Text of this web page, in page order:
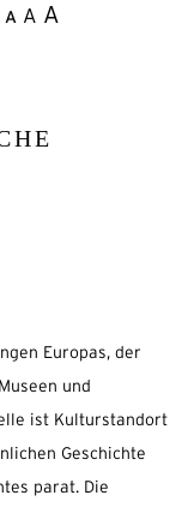
A A A
Europas, der
und
ist Kulturstandort
Geschichte
parat. Die